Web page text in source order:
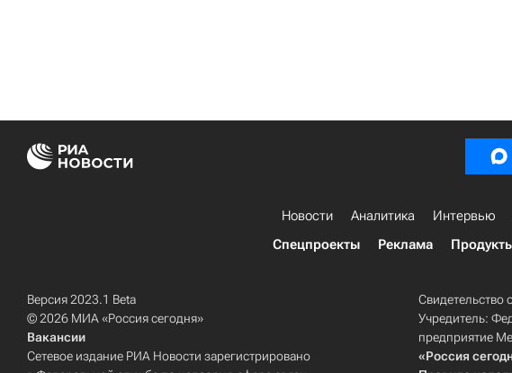
Новости Аналитика Интервью
Спецпроекты
Реклама
Версия 2023.1 Beta
© 2026 МИА «Россия сегодня»
Вакансии
Сетевое издание РИА Новости зарегистрировано
Учредитель:
предприятие
«Россия